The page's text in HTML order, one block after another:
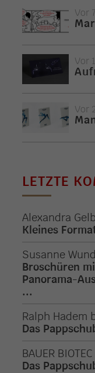
Vor
Vor
Vor
LETZTE
Alexandra
Kleines
Susanne
Broschüren
Panorama-
...
Ralph Hadem
Das
BAUER BIOTEC
Das